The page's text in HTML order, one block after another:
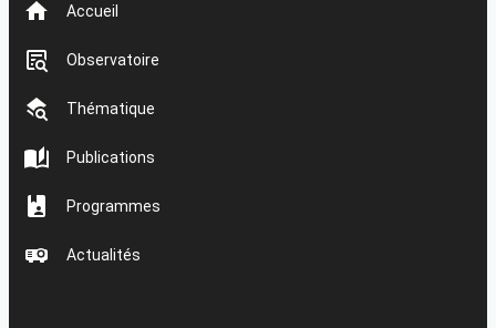
Accueil
Observatoire
Thématique
Publications
Programmes
Actualités